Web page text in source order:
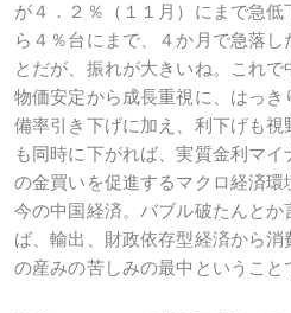
が４．２％（１１月）にまで急
ら４％台にまで、４か月で急落し
とだが、振れが大きいね。これ
物価安定から成長重視に、はっ
備率引き下げに加え、利下げも
も同時に下がれば、実質金利マ
の金買いを促進するマクロ経済環
今の中国経済。バブル破たんと
ば、輸出、財政依存型経済から
の産みの苦しみの最中ということ